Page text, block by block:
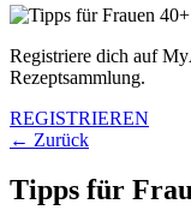
Registriere dich auf
Rezeptsammlung.
REGISTRIEREN
← Zurück
Tipps für